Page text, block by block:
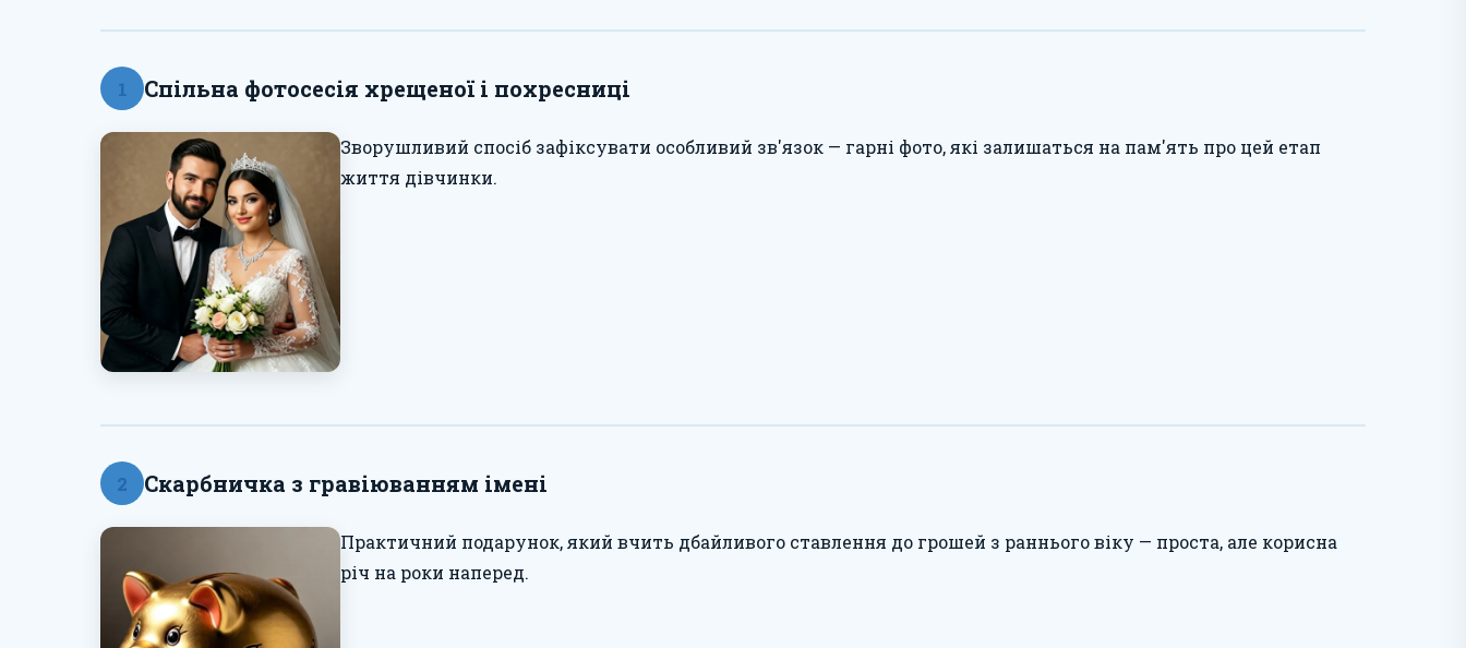
1 Спільна фотосесія хрещеної і похресниці
Зворушливий спосіб зафіксувати особливий зв'язок — гарні фото, які залишаться на пам'ять про цей етап
життя дівчинки.
2 Скарбничка з гравіюванням імені
Практичний подарунок, який вчить дбайливого ставлення до грошей з раннього віку — проста, але корисна
річ на роки наперед.